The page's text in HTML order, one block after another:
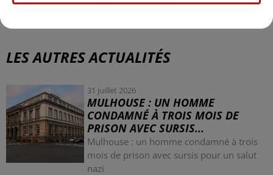
LES AUTRES ACTUALITÉS
31 juillet 2026
MULHOUSE : UN HOMME
CONDAMNÉ À TROIS MOIS DE
PRISON AVEC SURSIS...
Mulhouse : un homme condamné à trois
mois de prison avec sursis pour un salut
nazi